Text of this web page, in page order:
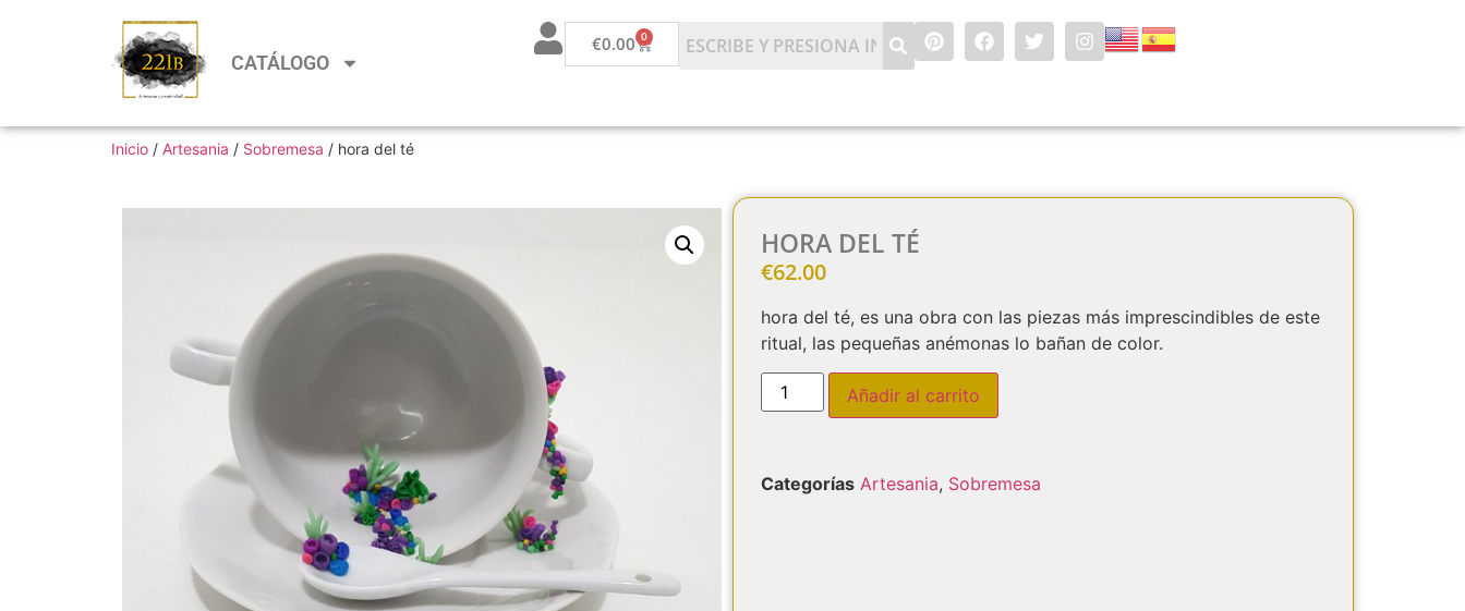
CATÁLOGO
€0.00 0
Inicio / Artesania / Sobremesa / hora del té
HORA DEL TÉ
€62.00
hora del té, es una obra con las piezas más imprescindibles de este
ritual, las pequeñas anémonas lo bañan de color.
Añadir al carrito
Categorías Artesania, Sobremesa